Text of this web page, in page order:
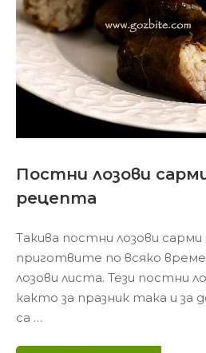
Постни лозови
рецепта
Такива постни лозови
приготвите по всяко
лозови листа. Тези постни
както за празник така и за
са …